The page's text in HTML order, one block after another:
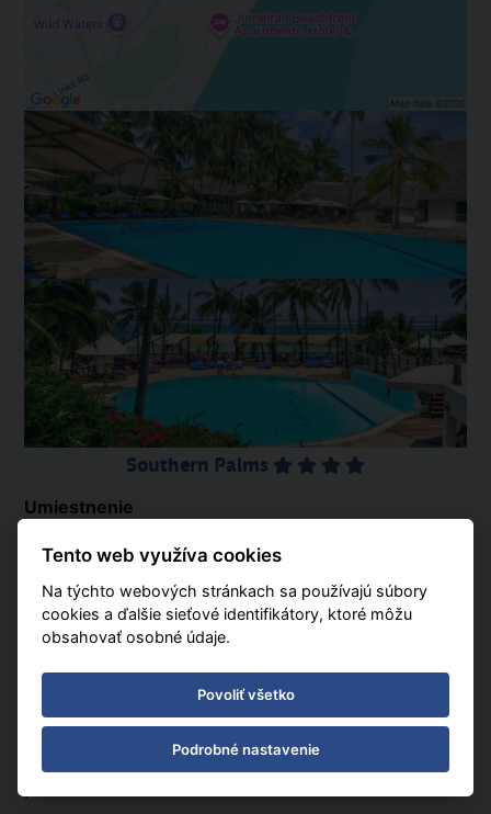
Southern Palms
Umiestnenie
južnej časti Mombasy pri tyrkysových vodách
Indického oceánu. Hotelový komplex pozostáva z
hlavnej budovy a niekoľkých nízkopodlažných
budov. Hotel je vzdialený približne 5 km od malej
dedinky Ukunda s nákupným centrom a približne 35
Prímo na bielej, širokej piesočnatej pláži. Ležadlá a
plážové osušky zadarmo pred vstupom na pláž.
.
Tento web využíva cookies
Na týchto webových stránkach sa používajú súbory
cookies a ďalšie sieťové identifikátory, ktoré môžu
obsahovať osobné údaje.
Povoliť všetko
Podrobné nastavenie